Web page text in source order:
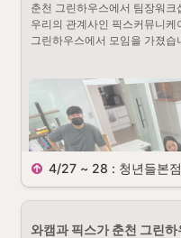
춘천 그린하우스에서 팀장워크
우리의 관계사인 픽스커뮤니
그린하우스에서 모임을 가졌습
4/27 ~ 28 : 청년들본
와캠과 픽스가 춘천 그린